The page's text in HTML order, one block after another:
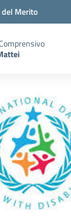
Merito